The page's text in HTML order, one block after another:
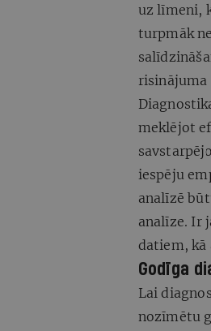
uz līmeni,
turpmāk
risinājuma
meklējot
iespēju
analīzē
analīze. Ir
datiem, kā
Godīga
Lai
nozīmētu